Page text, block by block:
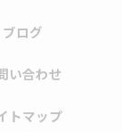
ブログ
い合わせ
トマップ